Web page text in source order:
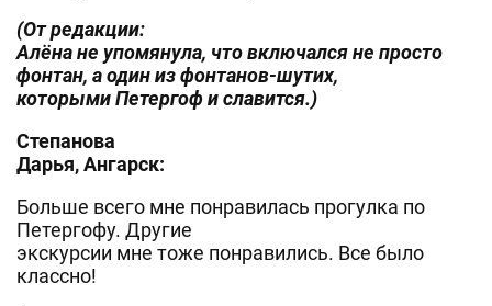
(От редакции:
Алёна не упомянула, что включался не просто
фонтан, а один из фонтанов-шутих,
которыми Петергоф и славится.)
Степанова
Дарья, Ангарск:
Больше всего мне понравилась прогулка по
Петергофу. Другие
экскурсии мне тоже понравились. Все было
классно!